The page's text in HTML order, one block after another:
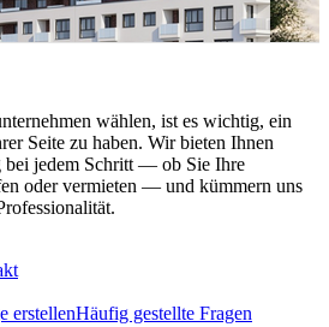
wählen, ist es wichtig, ein
Seite zu haben. Wir bieten Ihnen
bei jedem Schritt — ob Sie Ihre
oder vermieten — und kümmern uns
erstellenHäufig gestellte Fragen